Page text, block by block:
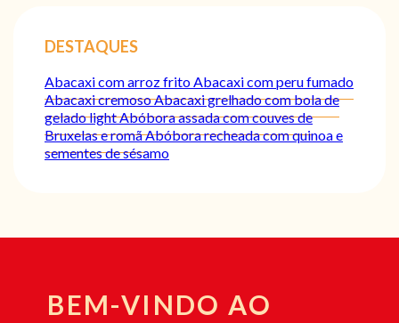
DESTAQUES
Abacaxi com arroz fritoAbacaxi com peru fumado
Abacaxi cremosoAbacaxi grelhado com bola de
gelado lightAbóbora assada com couves de
Bruxelas e romãAbóbora recheada com quinoa e
sementes de sésamo
BEM-VINDO AO